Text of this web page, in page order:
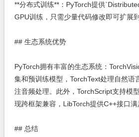
**分布式训练**：PyTorch提供
GPU训练，只需少量代码修改即可扩展
## 生态系统优势
PyTorch拥有丰富的生态系统：
集和预训练模型，TorchText处理自然语
注音频处理。此外，TorchScript支持模
现跨框架兼容，LibTorch提供C++接口满
## 总结